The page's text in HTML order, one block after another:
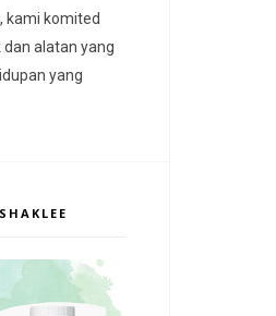
kami komited
alatan yang
yang